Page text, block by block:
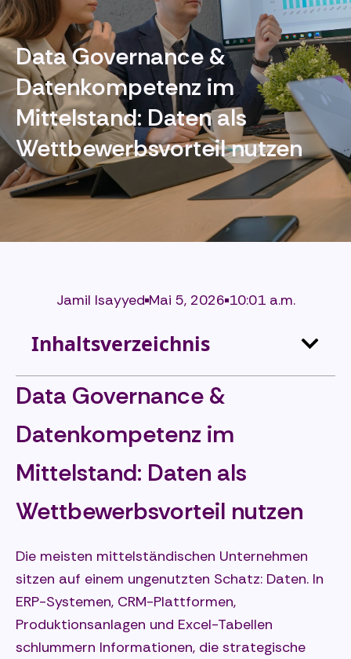
Data Governance &
Datenkompetenz im
Mittelstand: Daten als
Wettbewerbsvorteil nutzen
Jamil Isayyed Mai 5, 2026 10:01 a.m.
Inhaltsverzeichnis
Data Governance &
Datenkompetenz im
Mittelstand: Daten als
Wettbewerbsvorteil nutzen
Die meisten mittelständischen Unternehmen
sitzen auf einem ungenutzten Schatz: Daten. In
ERP-Systemen, CRM-Plattformen,
Produktionsanlagen und Excel-Tabellen
schlummern Informationen, die strategische